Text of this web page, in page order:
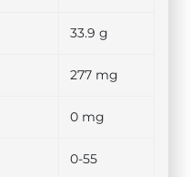
33.9 g
277 mg
0 mg
0-55